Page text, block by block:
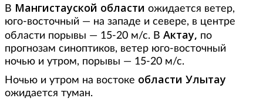
В Мангистауской области ожидается ветер,
юго-восточный — на западе и севере, в центре
области порывы — 15-20 м/с. В Актау, по
прогнозам синоптиков, ветер юго-восточный
ночью и утром, порывы — 15-20 м/с.
Ночью и утром на востоке области Улытау
ожидается туман.